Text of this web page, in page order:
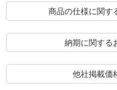
商品の仕様に関す
納期に関する
他社掲載価